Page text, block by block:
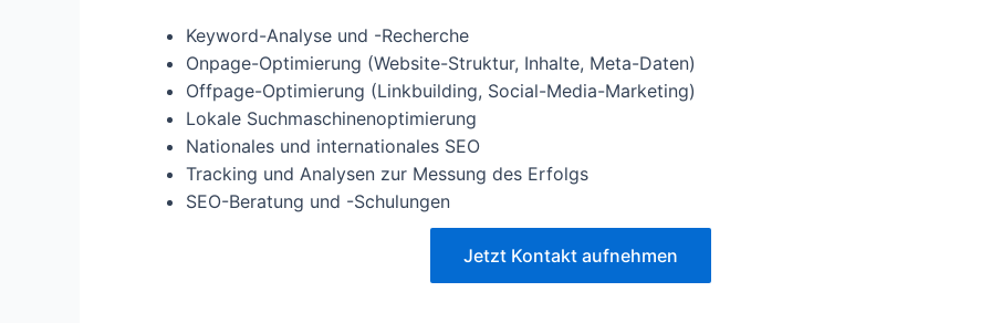
Keyword-Analyse und -Recherche
Onpage-Optimierung (Website-Struktur, Inhalte, Meta-Daten)
Offpage-Optimierung (Linkbuilding, Social-Media-Marketing)
Lokale Suchmaschinenoptimierung
Nationales und internationales SEO
Tracking und Analysen zur Messung des Erfolgs
SEO-Beratung und -Schulungen
Jetzt Kontakt aufnehmen